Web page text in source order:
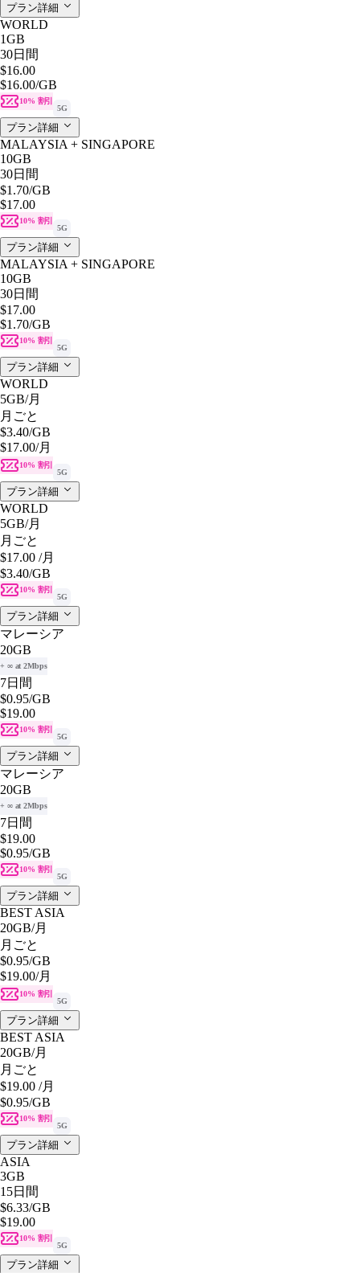
プラン詳細
WORLD
1GB
30日間
$16.00
$16.00/GB
10% 割引
5G
プラン詳細
MALAYSIA + SINGAPORE
10GB
30日間
$1.70/GB
$17.00
10% 割引
5G
プラン詳細
MALAYSIA + SINGAPORE
10GB
30日間
$17.00
$1.70/GB
10% 割引
5G
プラン詳細
WORLD
5GB/月
月ごと
$3.40/GB
$17.00/月
10% 割引
5G
プラン詳細
WORLD
5GB/月
月ごと
$17.00 /月
$3.40/GB
10% 割引
5G
プラン詳細
マレーシア
20GB
+ ∞ at 2Mbps
7日間
$0.95/GB
$19.00
10% 割引
5G
プラン詳細
マレーシア
20GB
+ ∞ at 2Mbps
7日間
$19.00
$0.95/GB
10% 割引
5G
プラン詳細
BEST ASIA
20GB/月
月ごと
$0.95/GB
$19.00/月
10% 割引
5G
プラン詳細
BEST ASIA
20GB/月
月ごと
$19.00 /月
$0.95/GB
10% 割引
5G
プラン詳細
ASIA
3GB
15日間
$6.33/GB
$19.00
10% 割引
5G
プラン詳細